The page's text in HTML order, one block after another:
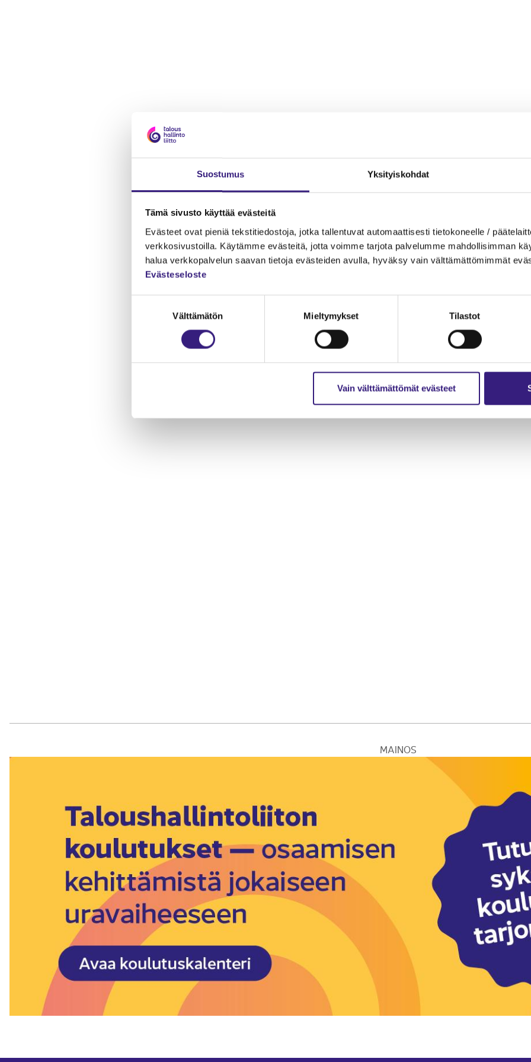
Suostumus Yksityiskohdat
Tämä sivusto käyttää evästeitä
Evästeet ovat pieniä tekstitiedostoja, jotka tallentuvat automaattisesti tietokoneelle /
verkkosivustoilla. Käytämme evästeitä, jotta voimme tarjota palvelumme mahdollisimman
halua verkkopalvelun saavan tietoja evästeiden avulla, hyväksy vain välttämättömimmät
Evästeseloste
Välttämätön Mieltymykset Tilastot
Vain välttämättömät evästeet
MAINOS